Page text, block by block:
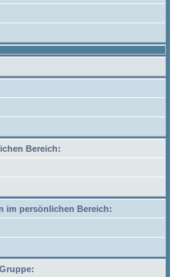
Bereich:
im persönlichen Bereich: